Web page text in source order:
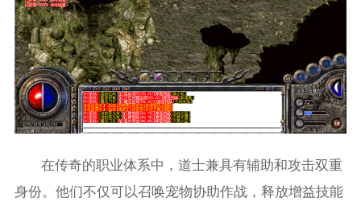
在传奇的职业体系中，道士兼具有辅助和攻击双重
身份。他们不仅可以召唤宠物协助作战，释放增益技能